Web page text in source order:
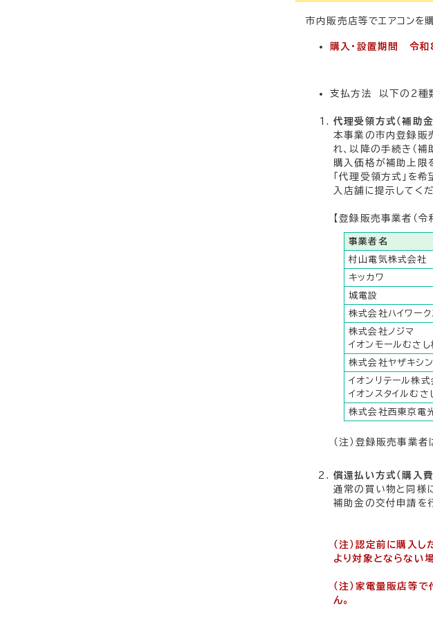
市内販売店等でエアコンを
購入・設置期間 令和
支払方法 以下の2種
代理受領方式（補助
本事業の市内登録販
れ、以降の手続き（
購入価格が補助上限
「代理受領方式」を
入店舗に提示してくだ
【登録販売事業者（
事業者名
村山電気株式会社
キッカワ
城電設
株式会社ハイワーク
株式会社ノジマ
イオンモールむさし
株式会社ヤザキシン
イオンリテール株式
イオンスタイルむさ
株式会社西東京電
（注）登録販売事業
償還払い方式（購入
通常の買い物と同様
補助金の交付申請を
（注）認定前に購入
より対象とならない
（注）家電量販店等
ん。